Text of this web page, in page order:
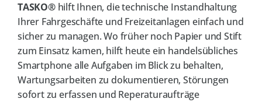
TASKO®hilft Ihnen, die technische Instandhaltung
Ihrer Fahrgeschäfte und Freizeitanlagen einfach und
sicher zu managen. Wo früher noch Papier und Stift
zum Einsatz kamen, hilft heute ein handelsübliches
Smartphone alle Aufgaben im Blick zu behalten,
Wartungsarbeiten zu dokumentieren, Störungen
sofort zu erfassen und Reperaturaufträge